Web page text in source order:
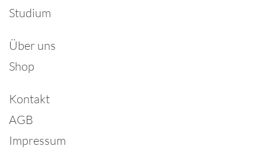
Studium
Über uns
Shop
Kontakt
AGB
Impressum